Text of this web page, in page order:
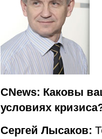
CNews: Каковы
условиях
Сергей Лысаков: